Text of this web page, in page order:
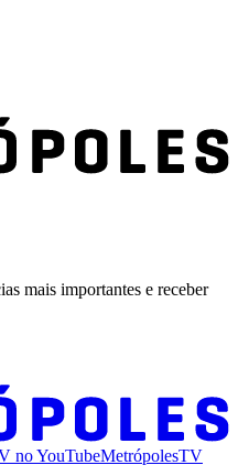
mais importantes e receber
noYouTubeMetrópolesTV